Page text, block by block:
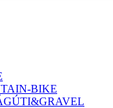
BIKE